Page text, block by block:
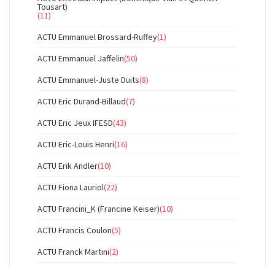
Tousart)
(11)
ACTU Emmanuel Brossard-Ruffey(1)
ACTU Emmanuel Jaffelin(50)
ACTU Emmanuel-Juste Duits(8)
ACTU Eric Durand-Billaud(7)
ACTU Eric Jeux IFESD(43)
ACTU Eric-Louis Henri(16)
ACTU Erik Andler(10)
ACTU Fiona Lauriol(22)
ACTU Francini_K (Francine Keiser)(10)
ACTU Francis Coulon(5)
ACTU Franck Martini(2)